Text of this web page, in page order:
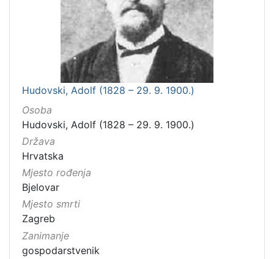
Hudovski, Adolf (1828 – 29. 9. 1900.)
Osoba
Hudovski, Adolf (1828 – 29. 9. 1900.)
Država
Hrvatska
Mjesto rođenja
Bjelovar
Mjesto smrti
Zagreb
Zanimanje
gospodarstvenik